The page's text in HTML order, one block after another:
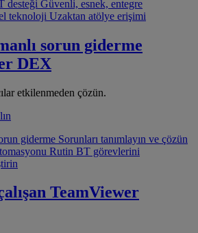
desteği Güvenli, esnek, entegre
teknoloji Uzaktan atölye erişimi
sorun giderme
DEX
etkilenmeden çözün.
giderme Sorunları tanımlayın ve çözün
Rutin BT görevlerini
TeamViewer